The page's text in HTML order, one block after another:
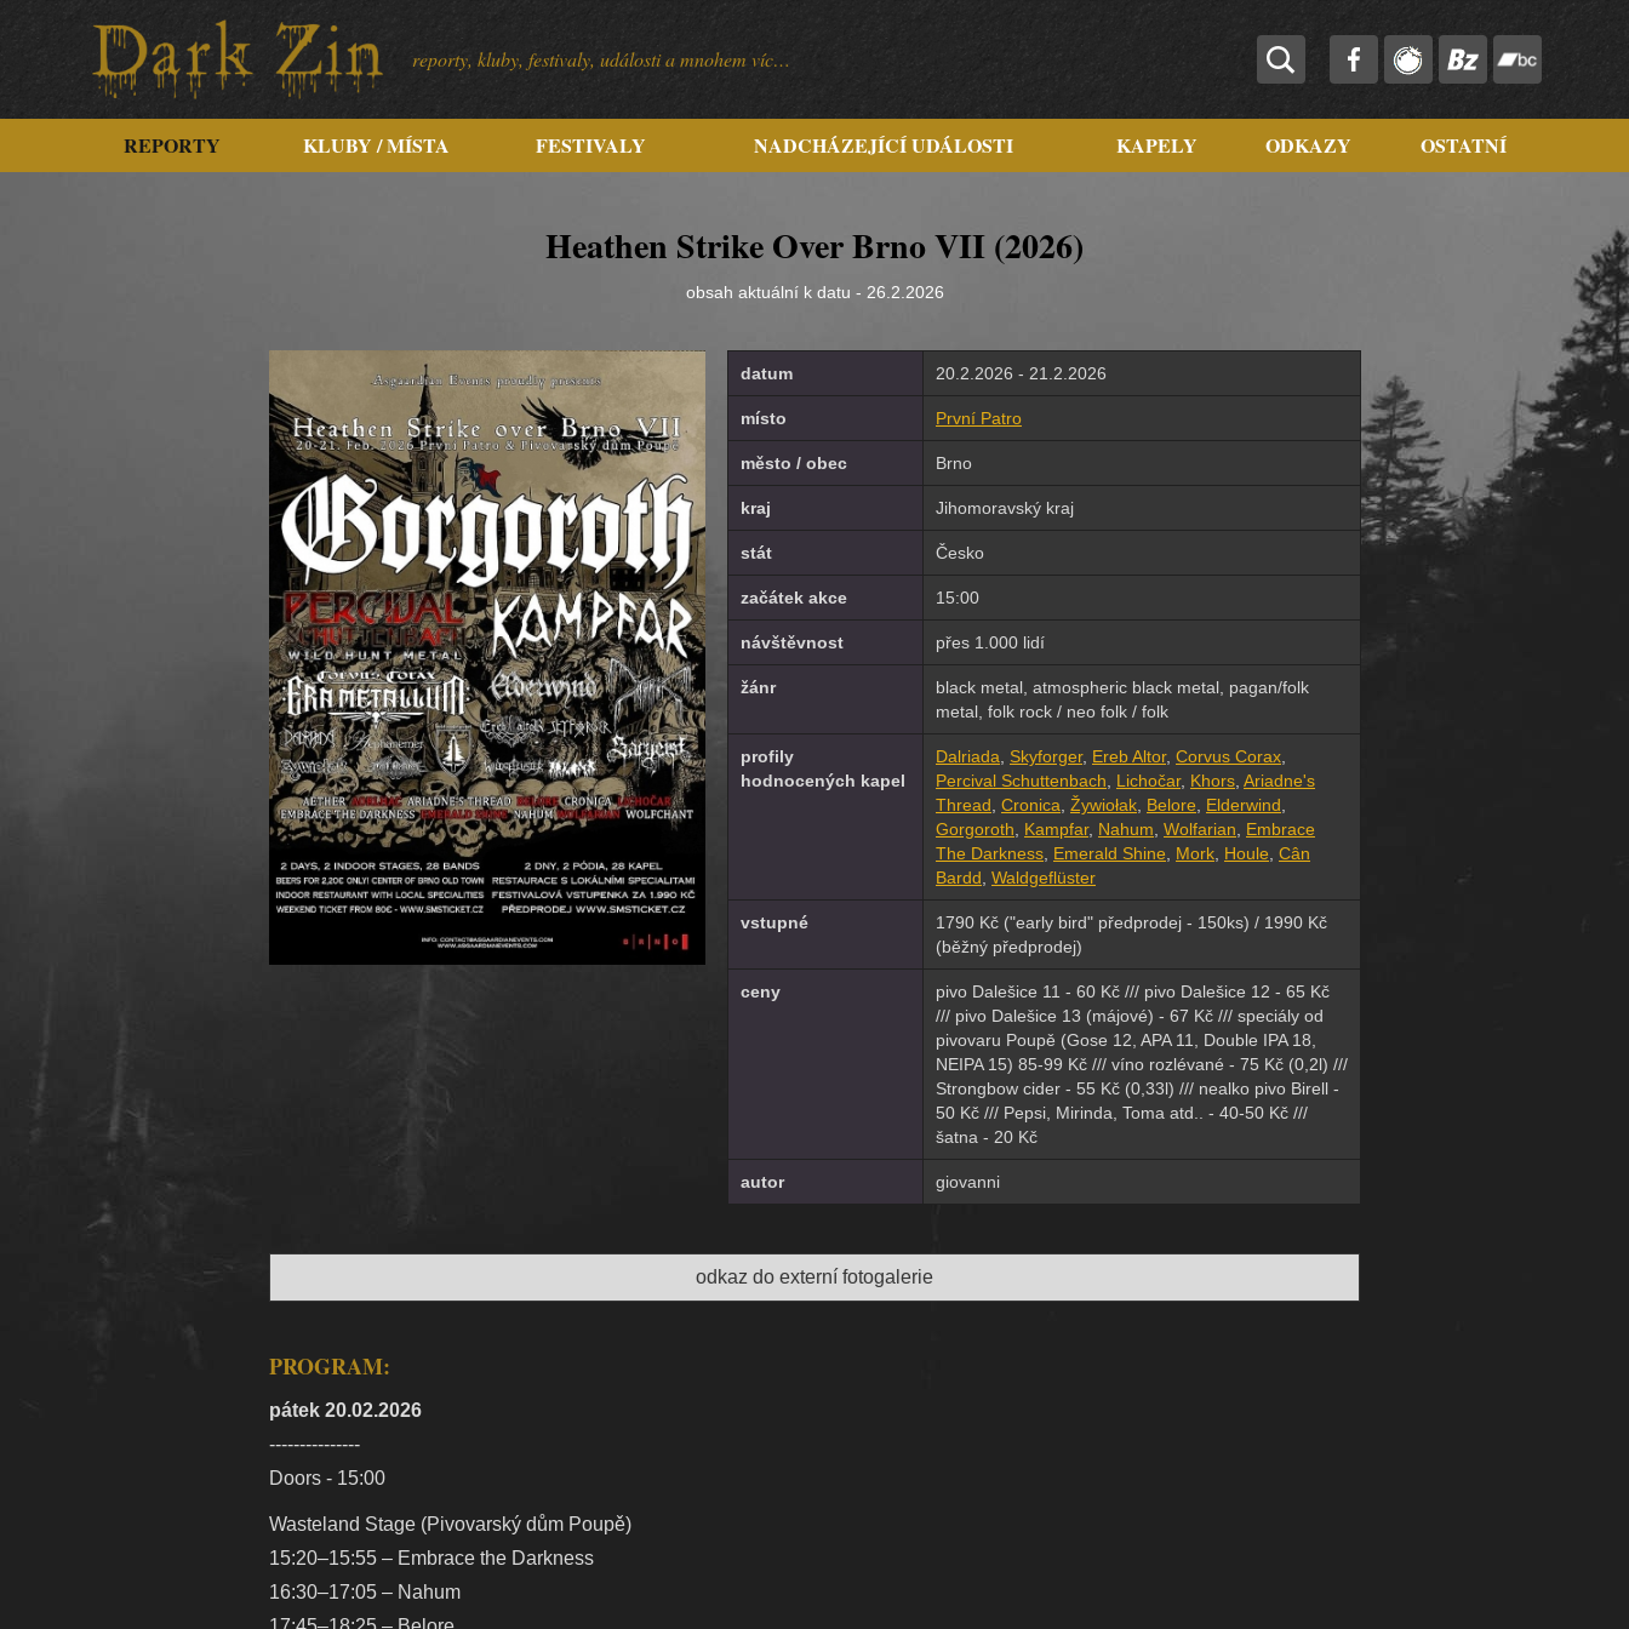
reporty, kluby, festivaly, události a mnohem víc…
REPORTY KLUBY / MÍSTA FESTIVALY NADCHÁZEJÍCÍ UDÁLOSTI KAPELY ODKAZY OSTATNÍ
Heathen Strike Over Brno VII (2026)
obsah aktuální k datu - 26.2.2026
datum 20.2.2026 - 21.2.2026
místo První Patro
město / obec Brno
kraj Jihomoravský kraj
stát Česko
začátek akce 15:00
návštěvnost přes 1.000 lidí
žánr
black metal, atmospheric black metal, pagan/folk
metal, folk rock / neo folk / folk
profily
hodnocených kapel
Dalriada Skyforger, Ereb Altor, Corvus Corax
Percival Schuttenbach
Lichočar, Khors Ariadne's
Thread Cronica Žywiołak Belore Elderwind
Gorgoroth
Kampfar, Nahum Wolfarian
Embrace
The Darkness Emerald Shine Mork Houle Cân
Bardd Waldgeflüster
vstupné
1790 Kč ("early bird" předprodej - 150ks) / 1990 Kč
(běžný předprodej)
ceny
pivo Dalešice 11 - 60 Kč /// pivo Dalešice 12 - 65 Kč
/// pivo Dalešice 13 (májové) - 67 Kč /// speciály od
pivovaru Poupě (Gose 12, APA 11, Double IPA 18,
NEIPA 15) 85-99 Kč /// víno rozlévané - 75 Kč (0,2l) ///
Strongbow cider - 55 Kč (0,33l) /// nealko pivo Birell -
50 Kč /// Pepsi, Mirinda, Toma atd.. - 40-50 Kč ///
šatna - 20 Kč
autor giovanni
odkaz do externí fotogalerie
PROGRAM:
pátek 20.02.2026
---------------
Doors - 15:00
Wasteland Stage (Pivovarský dům Poupě)
15:20–15:55 – Embrace the Darkness
16:30–17:05 – Nahum